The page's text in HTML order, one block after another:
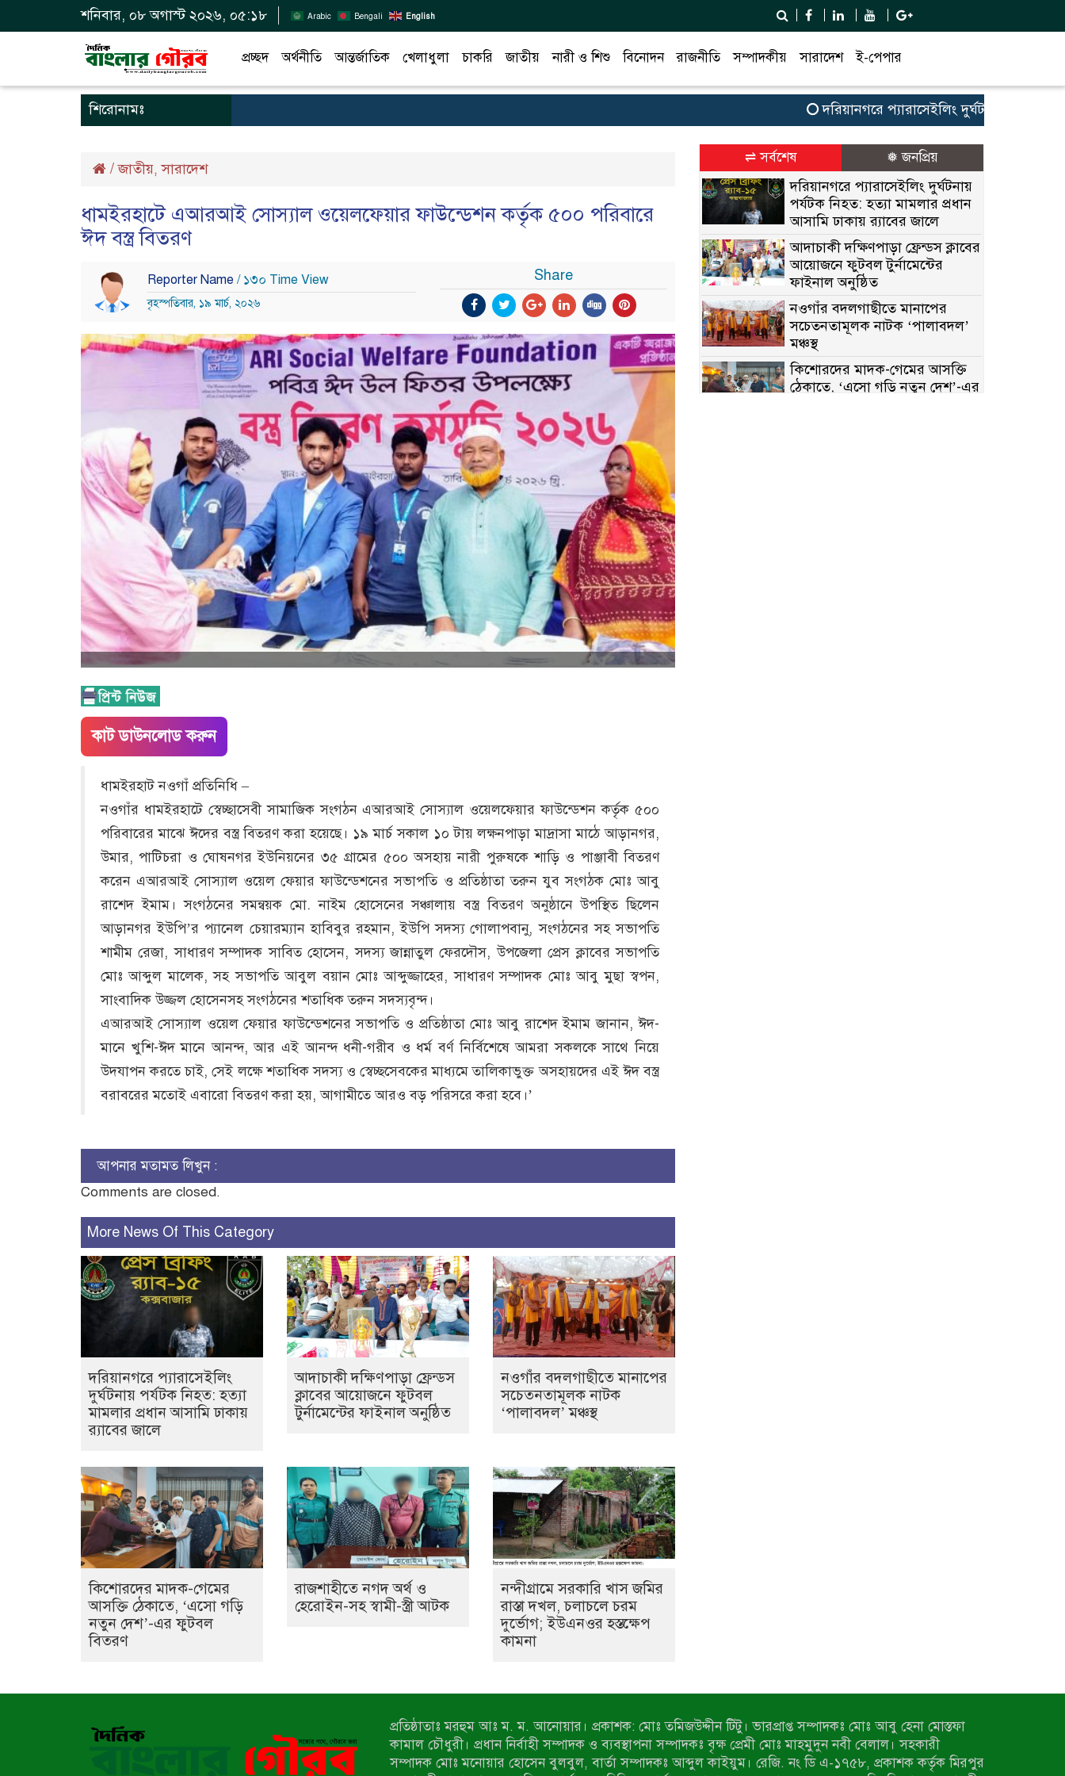
শনিবার, ০৮ অগাস্ট ২০২৬, ০৫:১৮ Arabic Bengali English
প্রচ্ছদ অর্থনীতি আন্তর্জাতিক খেলাধুলা চাকরি জাতীয় নারী ও শিশু বিনোদন রাজনীতি সম্পাদকীয় সারাদেশ ই-পেপার
শিরোনামঃ দরিয়ানগরে প্যারাসেইলিং দুর্ঘটনায় পর্যটক
/জাতীয়,সারাদেশ
ধামইরহাটে এআরআই সোস্যাল ওয়েলফেয়ার ফাউন্ডেশন কর্তৃক ৫০০ পরিবারে
ঈদ বস্ত্র বিতরণ
Reporter Name / ১৩০ Time View
বৃহস্পতিবার, ১৯ মার্চ, ২০২৬
Share
কাট ডাউনলোড করুন
ধামইরহাট নওগাঁ প্রতিনিধি –
নওগাঁর ধামইরহাটে স্বেচ্ছাসেবী সামাজিক সংগঠন এআরআই সোস্যাল ওয়েলফেয়ার ফাউন্ডেশন কর্তৃক ৫০০
পরিবারের মাঝে ঈদের বস্ত্র বিতরণ করা হয়েছে। ১৯ মার্চ সকাল ১০ টায় লক্ষনপাড়া মাদ্রাসা মাঠে আড়ানগর,
উমার, পাটিচরা ও ঘোষনগর ইউনিয়নের ৩৫ গ্রামের ৫০০ অসহায় নারী পুরুষকে শাড়ি ও পাঞ্জাবী বিতরণ
করেন এআরআই সোস্যাল ওয়েল ফেয়ার ফাউন্ডেশনের সভাপতি ও প্রতিষ্ঠাতা তরুন যুব সংগঠক মোঃ আবু
রাশেদ ইমাম। সংগঠনের সমন্বয়ক মো. নাইম হোসেনের সঞ্চালায় বস্ত্র বিতরণ অনুষ্ঠানে উপস্থিত ছিলেন
আড়ানগর ইউপি’র প্যানেল চেয়ারম্যান হাবিবুর রহমান, ইউপি সদস্য গোলাপবানু, সংগঠনের সহ সভাপতি
শামীম রেজা, সাধারণ সম্পাদক সাবিত হোসেন, সদস্য জান্নাতুল ফেরদৌস, উপজেলা প্রেস ক্লাবের সভাপতি
মোঃ আব্দুল মালেক, সহ সভাপতি আবুল বয়ান মোঃ আব্দুজ্জাহের, সাধারণ সম্পাদক মোঃ আবু মুছা স্বপন,
সাংবাদিক উজ্জল হোসেনসহ সংগঠনের শতাধিক তরুন সদস্যবৃন্দ।
এআরআই সোস্যাল ওয়েল ফেয়ার ফাউন্ডেশনের সভাপতি ও প্রতিষ্ঠাতা মোঃ আবু রাশেদ ইমাম জানান, ঈদ-
মানে খুশি-ঈদ মানে আনন্দ, আর এই আনন্দ ধনী-গরীব ও ধর্ম বর্ণ নির্বিশেষে আমরা সকলকে সাথে নিয়ে
উদযাপন করতে চাই, সেই লক্ষে শতাধিক সদস্য ও স্বেচ্ছসেবকের মাধ্যমে তালিকাভুক্ত অসহায়দের এই ঈদ বস্ত্র
বরাবরের মতোই এবারো বিতরণ করা হয়, আগামীতে আরও বড় পরিসরে করা হবে।’
আপনার মতামত লিখুন :
Comments are closed.
More News Of This Category
দরিয়ানগরে প্যারাসেইলিং
দুর্ঘটনায় পর্যটক নিহত: হত্যা
মামলার প্রধান আসামি ঢাকায়
র‌্যাবের জালে
আদাচাকী দক্ষিণপাড়া ফ্রেন্ডস
ক্লাবের আয়োজনে ফুটবল
টুর্নামেন্টের ফাইনাল অনুষ্ঠিত
নওগাঁর বদলগাছীতে মানাপের
সচেতনতামূলক নাটক
‘পালাবদল’ মঞ্চস্থ
কিশোরদের মাদক-গেমের
আসক্তি ঠেকাতে, ‘এসো গড়ি
নতুন দেশ’-এর ফুটবল
বিতরণ
রাজশাহীতে নগদ অর্থ ও
হেরোইন-সহ স্বামী-স্ত্রী আটক
নন্দীগ্রামে সরকারি খাস জমির
রাস্তা দখল, চলাচলে চরম
দুর্ভোগ; ইউএনওর হস্তক্ষেপ
কামনা
⇌ সর্বশেষ ❅ জনপ্রিয়
দরিয়ানগরে প্যারাসেইলিং দুর্ঘটনায়
পর্যটক নিহত: হত্যা মামলার প্রধান
আসামি ঢাকায় র‌্যাবের জালে
আদাচাকী দক্ষিণপাড়া ফ্রেন্ডস ক্লাবের
আয়োজনে ফুটবল টুর্নামেন্টের
ফাইনাল অনুষ্ঠিত
নওগাঁর বদলগাছীতে মানাপের
সচেতনতামূলক নাটক ‘পালাবদল’
মঞ্চস্থ
কিশোরদের মাদক-গেমের আসক্তি
ঠেকাতে, ‘এসো গড়ি নতুন দেশ’-এর
প্রতিষ্ঠাতাঃ মরহুম আঃ ম. ম. আনোয়ার। প্রকাশক: মোঃ তমিজউদ্দীন টিটু। ভারপ্রাপ্ত সম্পাদকঃ মোঃ আবু হেনা মোস্তফা
কামাল চৌধুরী। প্রধান নির্বাহী সম্পাদক ও ব্যবস্থাপনা সম্পাদকঃ বৃক্ষ প্রেমী মোঃ মাহমুদুন নবী বেলাল। সহকারী
সম্পাদক মোঃ মনোয়ার হোসেন বুলবুল, বার্তা সম্পাদকঃ আব্দুল কাইয়ুম। রেজি. নং ডি এ-১৭৫৮, প্রকাশক কর্তৃক মিরপুর